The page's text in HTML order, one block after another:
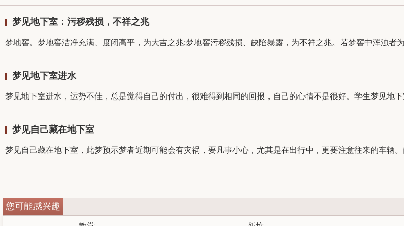
梦见地下室：污秽残损，不祥之兆
梦地窖。梦地窖洁净充满、度闭高平，为大吉之兆;梦地窖污秽残损、缺陷暴露，为不祥之兆。若梦窖中浑浊者
梦见地下室进水
梦见地下室进水，运势不佳，总是觉得自己的付出，很难得到相同的回报，自己的心情不是很好。学生梦见地
梦见自己藏在地下室
梦见自己藏在地下室，此梦预示梦者近期可能会有灾祸，要凡事小心，尤其是在出行中，更要注意往来的车辆
您可能感兴趣